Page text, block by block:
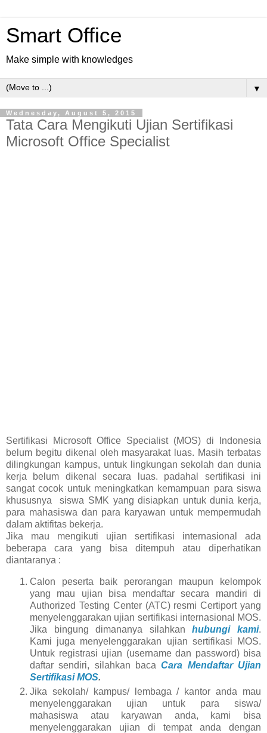
Smart Office
Make simple with knowledges
▼
Wednesday, August 5, 2015
Tata Cara Mengikuti Ujian Sertifikasi
Microsoft Office Specialist
Sertifikasi Microsoft Office Specialist (MOS) di Indonesia
belum begitu dikenal oleh masyarakat luas. Masih terbatas
dilingkungan kampus, untuk lingkungan sekolah dan dunia
kerja belum dikenal secara luas. padahal sertifikasi ini
sangat cocok untuk meningkatkan kemampuan para siswa
khususnya siswa SMK yang disiapkan untuk dunia kerja,
para mahasiswa dan para karyawan untuk mempermudah
dalam aktifitas bekerja.
Jika mau mengikuti ujian sertifikasi internasional ada
beberapa cara yang bisa ditempuh atau diperhatikan
diantaranya :
Calon peserta baik perorangan maupun kelompok
yang mau ujian bisa mendaftar secara mandiri di
Authorized Testing Center (ATC) resmi Certiport yang
menyelenggarakan ujian sertifikasi internasional MOS.
Jika bingung dimananya silahkan
hubungi kami.
Kami juga menyelenggarakan ujian sertifikasi MOS.
Untuk registrasi ujian (username dan password) bisa
daftar sendiri, silahkan bacaCara Mendaftar Ujian
Sertifikasi MOS.
Jika sekolah/ kampus/ lembaga / kantor anda mau
menyelenggarakan ujian untuk para siswa/
mahasiswa atau karyawan anda, kami bisa
menyelenggarakan ujian di tempat anda dengan